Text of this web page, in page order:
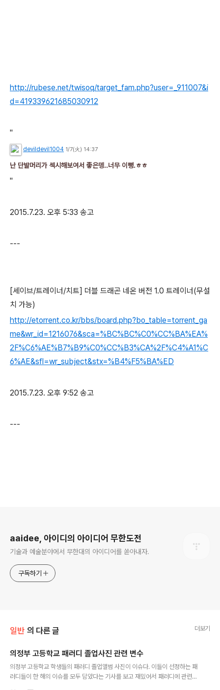
http://rubese.net/twisoq/target_fam.php?user=_911007&i
d=419339621685030912
"
devildevil1004 1/7(火) 14:37
난 단발머리가 섹시해보여서 좋은뎅..너무 이뻥.ㅎㅎ
"
2015.7.23. 오후 5:33 송고
---
[세이브/트레이너/치트] 더블 드래곤 네온 버전 1.0 트레이너(무설
치 가능)
http://etorrent.co.kr/bbs/board.php?bo_table=torrent_ga
me&wr_id=1216076&sca=%BC%BC%C0%CC%BA%EA%
2F%C6%AE%B7%B9%C0%CC%B3%CA%2F%C4%A1%C
6%AE&sfl=wr_subject&stx=%B4%F5%BA%ED
2015.7.23. 오후 9:52 송고
---
aaidee, 아이디의 아이디어 무한도전
기술과 예술분야에서 무한대의 아이디어를 쏟아내자.
구독하기
일반 의 다른 글 더보기
의정부 고등학교 패러디 졸업사진 관련 변수
의정부 고등학교 학생들의 패러디 졸업앨범 사진이 이슈다. 이들이 선정하는 패
러디들이 한 해의 이슈를 모두 담았다는 기사를 보고 재밌어서 패러디에 관련된